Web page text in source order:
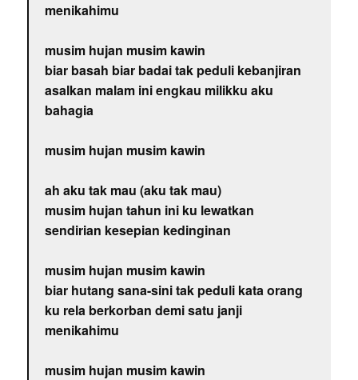
menikahimu
musim hujan musim kawin
biar basah biar badai tak peduli kebanjiran
asalkan malam ini engkau milikku aku
bahagia
musim hujan musim kawin
ah aku tak mau (aku tak mau)
musim hujan tahun ini ku lewatkan
sendirian kesepian kedinginan
musim hujan musim kawin
biar hutang sana-sini tak peduli kata orang
ku rela berkorban demi satu janji
menikahimu
musim hujan musim kawin